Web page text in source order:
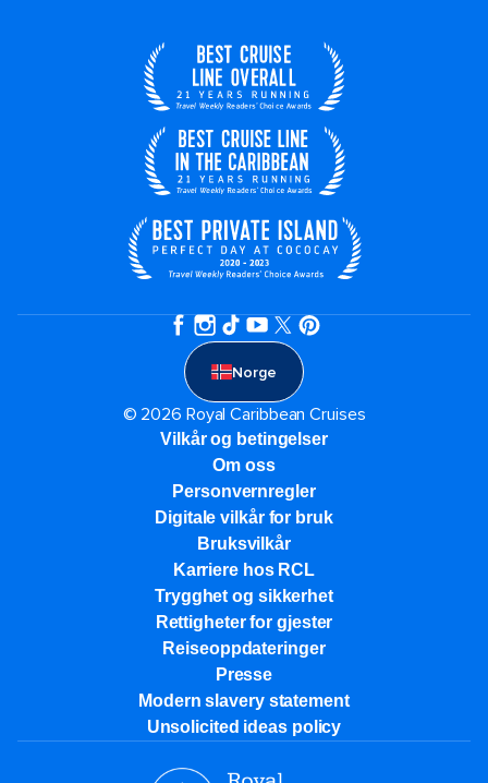
Norge
© 2026 Royal Caribbean Cruises
Vilkår og betingelser
Om oss
Personvernregler
Digitale vilkår for bruk
Bruksvilkår
Karriere hos RCL
Trygghet og sikkerhet​
Rettigheter for gjester
Reiseoppdateringer
Presse
Modern slavery statement
Unsolicited ideas policy